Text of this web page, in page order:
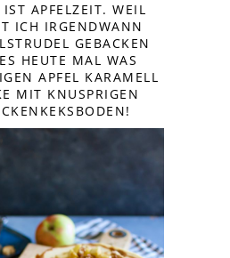
IST APFELZEIT. WEIL
ICH IRGENDWANN
GEBACKEN
HEUTE MAL WAS
APFEL KARAMELL
MIT KNUSPRIGEN